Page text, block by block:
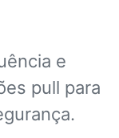
e
pull para